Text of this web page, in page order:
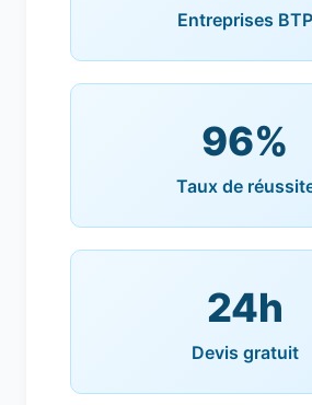
Entreprises BTP
96%
Taux de
24h
Devis gratuit